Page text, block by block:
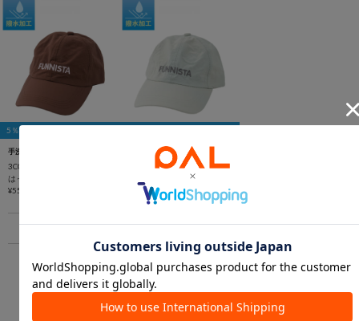
5％OFFクーポン
手洗い可
3COINS
はっ水ロゴ刺繍キャップ
¥550
手洗い可
3COINS
はっ水ロゴ刺繍キャップ
¥550
1
あなたにおすすめのアイテム